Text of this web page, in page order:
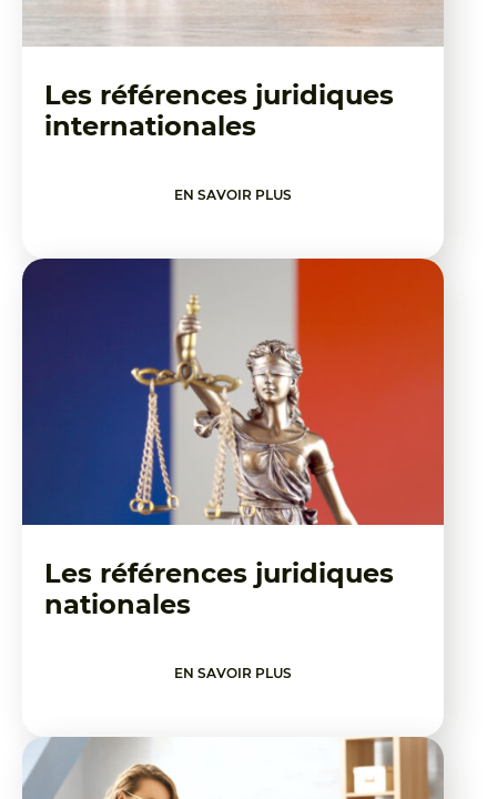
Les références juridiques
internationales
EN SAVOIR PLUS
Les références juridiques
nationales
EN SAVOIR PLUS